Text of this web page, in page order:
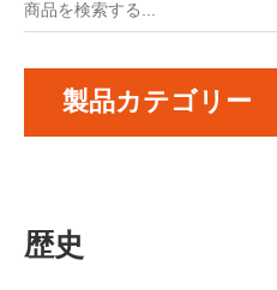
製品カテゴリー
歴史